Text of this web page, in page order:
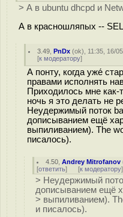
> А в ubuntu dhcpd и
А в красношляпых --
3.49 ,PnDx (ok), 11:35, 16/
[к модератору]
А понту, когда уже́
правами исполнять
Приходилось мне как-
ночь я это делать не
Неудержимый поток
дописыванием ещё
выпиливанием). The
писалось).
4.50 ,Andrey Mitrofanov
[ответить] [к модератору]
> Неудержимый
дописыванием ещё
> выпиливанием).
и писалось).